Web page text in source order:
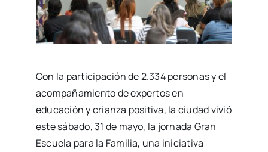
Con la participación de 2.334 personas y el
acompañamiento de expertos en
educación y crianza positiva, la ciudad vivió
este sábado, 31 de mayo, la jornada Gran
Escuela para la Familia, una iniciativa